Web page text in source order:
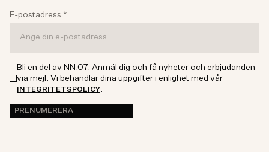
E-postadress *
Bli en del av NN.07. Anmäl dig och få nyheter och erbjudanden
via mejl. Vi behandlar dina uppgifter i enlighet med vår
INTEGRITETSPOLICY
PRENUMERERA